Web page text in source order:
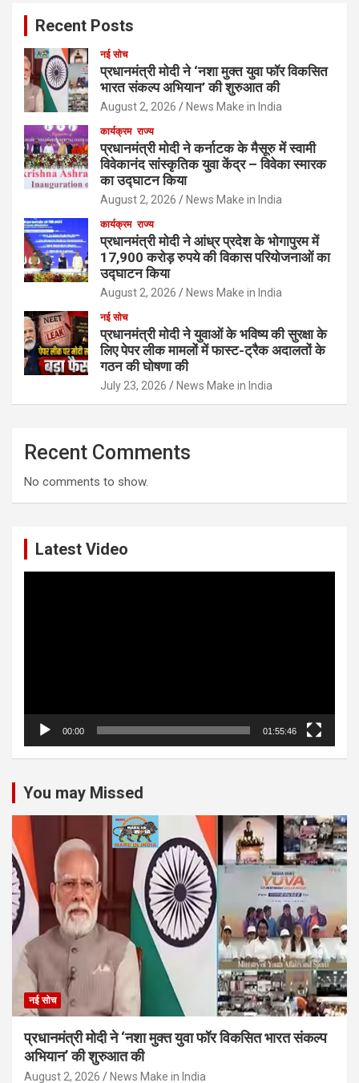
Recent Posts
नई सोच
प्रधानमंत्री मोदी ने ‘नशा मुक्त युवा फॉर विकसित
भारत संकल्प अभियान’ की शुरुआत की
August 2, 2026 News Make in India
कार्यक्रम राज्य
प्रधानमंत्री मोदी ने कर्नाटक के मैसूरु में स्वामी
विवेकानंद सांस्कृतिक युवा केंद्र – विवेका स्मारक
का उद्घाटन किया
August 2, 2026 News Make in India
कार्यक्रम राज्य
प्रधानमंत्री मोदी ने आंध्र प्रदेश के भोगापुरम में
17,900 करोड़ रुपये की विकास परियोजनाओं का
उद्घाटन किया
August 2, 2026 News Make in India
नई सोच
प्रधानमंत्री मोदी ने युवाओं के भविष्य की सुरक्षा के
लिए पेपर लीक मामलों में फास्ट-ट्रैक अदालतों के
गठन की घोषणा की
July 23, 2026 News Make in India
Recent Comments
No comments to show.
Latest Video
00:00 01:55:46
You may Missed
नई सोच
प्रधानमंत्री मोदी ने ‘नशा मुक्त युवा फॉर विकसित भारत संकल्प
अभियान’ की शुरुआत की
August 2, 2026 News Make in India